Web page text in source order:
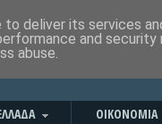
ΟΙΚΟΝΟΜΙΑ
deliver its services
and
abuse.